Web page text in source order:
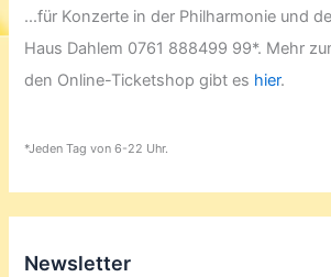
...für Konzerte in der Philharmonie und
Haus Dahlem 0761 888499 99*. Mehr
den Online-Ticketshop gibt es hier.
*Jeden Tag von 6-22 Uhr.
Newsletter